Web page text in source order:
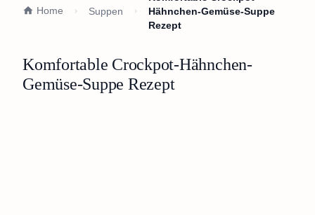
Home Suppen
Hähnchen-Gemüse-Suppe
Rezept
Komfortable Crockpot-Hähnchen-
Gemüse-Suppe Rezept